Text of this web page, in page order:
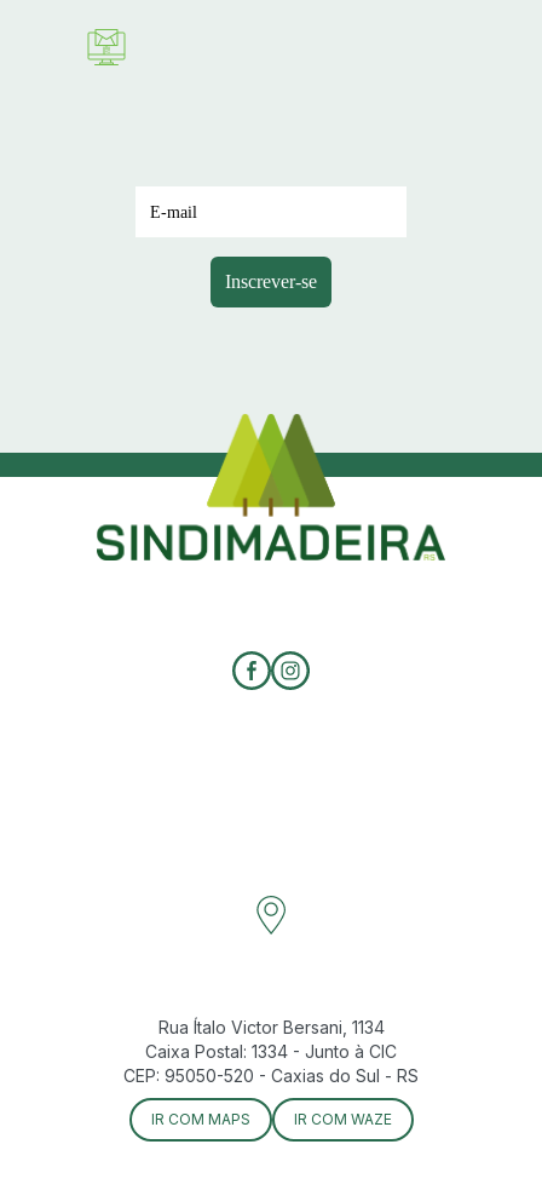
Rua Ítalo Victor Bersani, 1134
Caixa Postal: 1334 - Junto à CIC
CEP: 95050-520 - Caxias do Sul - RS
IR COM MAPS IR COM WAZE